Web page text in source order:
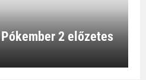
2 előzetes